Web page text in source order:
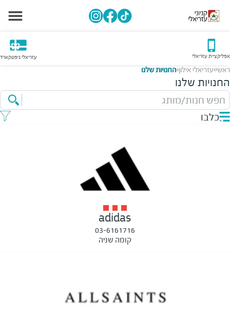
אפליקציית עזריאלי עזריאלי גיפטקארד
ראשי>עזריאלי אילון>החנויות שלנו
החנויות שלנו
חפש חנות/מותג
כלבו
adidas
03-6161716
קומה שניה